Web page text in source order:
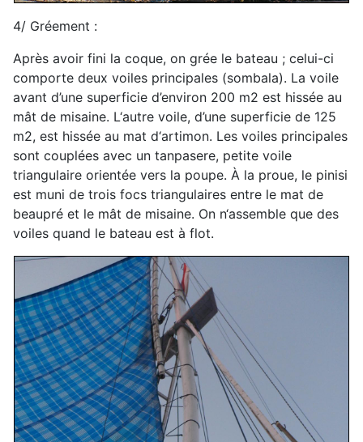
4/ Gréement :
Après avoir fini la coque, on grée le bateau ; celui-ci
comporte deux voiles principales (sombala). La voile
avant d’une superficie d’environ 200 m2 est hissée au
mât de misaine. L‘autre voile, d’une superficie de 125
m2, est hissée au mat d‘artimon. Les voiles principales
sont couplées avec un tanpasere, petite voile
triangulaire orientée vers la poupe. À la proue, le pinisi
est muni de trois focs triangulaires entre le mat de
beaupré et le mât de misaine. On n‘assemble que des
voiles quand le bateau est à flot.